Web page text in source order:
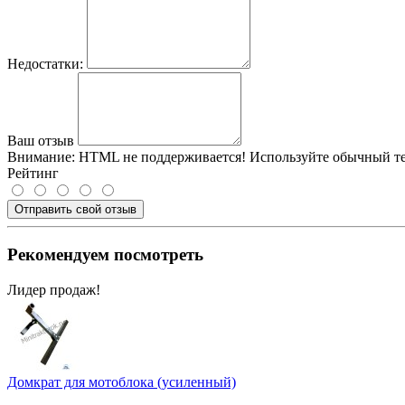
Недостатки:
Ваш отзыв
Внимание: HTML не поддерживается! Используйте обычный
Рейтинг
Отправить свой отзыв
Рекомендуем посмотреть
Лидер продаж!
Домкрат для мотоблока (усиленный)